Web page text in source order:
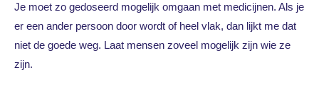
Je moet zo gedoseerd mogelijk omgaan met medicijnen. Als je
er een ander persoon door wordt of heel vlak, dan lijkt me dat
niet de goede weg. Laat mensen zoveel mogelijk zijn wie ze
zijn.